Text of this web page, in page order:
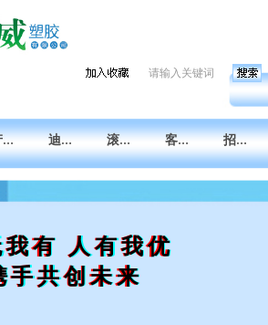

产品索引 迪威设计中心 滚塑技术交流 客户中心 招贤纳才
끠
我有 人有我优
手共创未来